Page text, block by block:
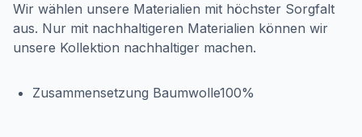
Wir wählen unsere Materialien mit höchster Sorgfalt
aus. Nur mit nachhaltigeren Materialien können wir
unsere Kollektion nachhaltiger machen.
Zusammensetzung Baumwolle100%